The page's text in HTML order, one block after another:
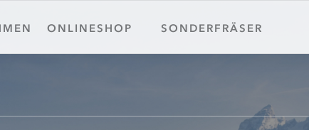
ONLINESHOP SONDERFRÄSER